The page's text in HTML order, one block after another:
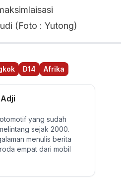
(Foto : Yutong)
D14 Afrika
yang sudah
sejak 2000.
menulis berita
empat dari mobil